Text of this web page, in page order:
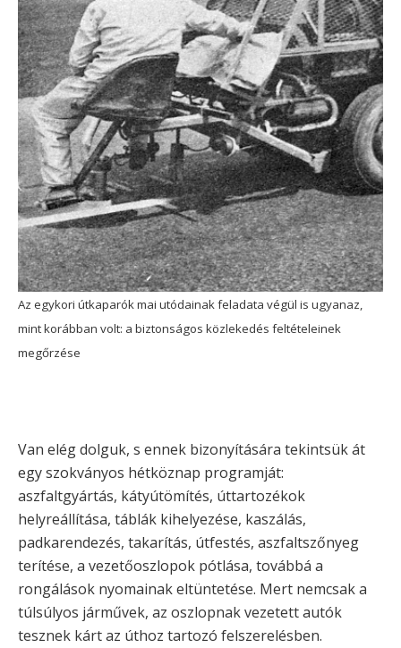
Az egykori útkaparók mai utódainak feladata végül is ugyanaz,
mint korábban volt: a biztonságos közlekedés feltételeinek
megőrzése
Van elég dolguk, s ennek bizonyítására tekintsük át
egy szokványos hétköznap programját:
aszfaltgyártás, kátyútömítés, úttartozékok
helyreállítása, táblák kihelyezése, kaszálás,
padkarendezés, takarítás, útfestés, aszfaltszőnyeg
terítése, a vezetőoszlopok pótlása, továbbá a
rongálások nyomainak eltüntetése. Mert nemcsak a
túlsúlyos járművek, az oszlopnak vezetett autók
tesznek kárt az úthoz tartozó felszerelésben.